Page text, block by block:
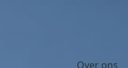
Over ons